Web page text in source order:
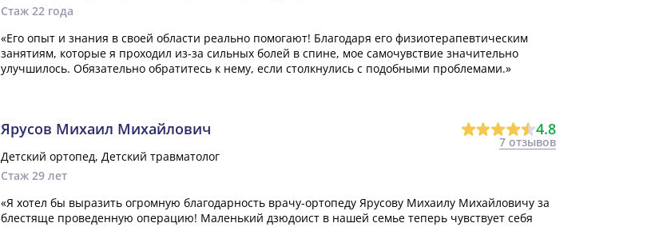
Стаж 22 года
«Его опыт и знания в своей области реально помогают! Благодаря его физиотерапевтическим
занятиям, которые я проходил из-за сильных болей в спине, мое самочувствие значительно
улучшилось. Обязательно обратитесь к нему, если столкнулись с подобными проблемами.»
Ярусов Михаил Михайлович 4.8
7 отзывов
Детский ортопед, Детский травматолог
Стаж 29 лет
«Я хотел бы выразить огромную благодарность врачу-ортопеду Ярусову Михаилу Михайловичу за
блестяще проведенную операцию! Маленький дзюдоист в нашей семье теперь чувствует себя